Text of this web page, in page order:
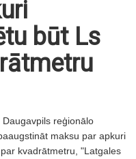
būt Ls
reģionālo
maksu par apkuri
kvadrātmetru, "Latgales